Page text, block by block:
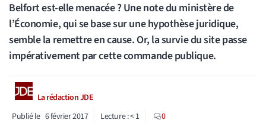
Belfort est-elle menacée ? Une note du ministère de
l’Économie, qui se base sur une hypothèse juridique,
semble la remettre en cause. Or, la survie du site passe
impérativement par cette commande publique.
La rédaction JDE
Publié le 6 février 2017 Lecture :< 1 0